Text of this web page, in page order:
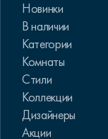
Новинки
В наличии
Категории
Комнаты
Стили
Коллекции
Дизайнеры
Акции